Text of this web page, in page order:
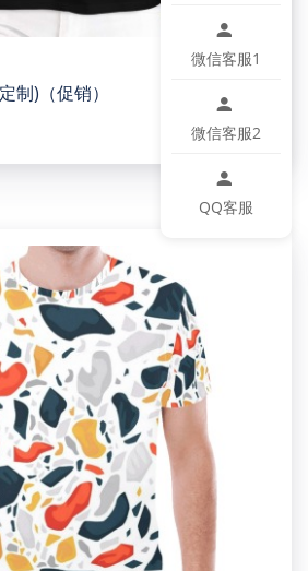
客观因素原因，难以避免或将存
大小等误差，如遇以上问题均属于
售后处理范畴。
Crew Neck T-Shirt(T40-2)
for women, All-Over Printing.
increased.
】Ladies T - shirt, made of high
feels soft and comfortable, light
and colorfast. Round collar
increased, more nifty lovely. The
with appropriate color according
style of the T-shirt. This T-shirt can
in summer.
制)（促销）
微信客服1
微信客服2
QQ客服